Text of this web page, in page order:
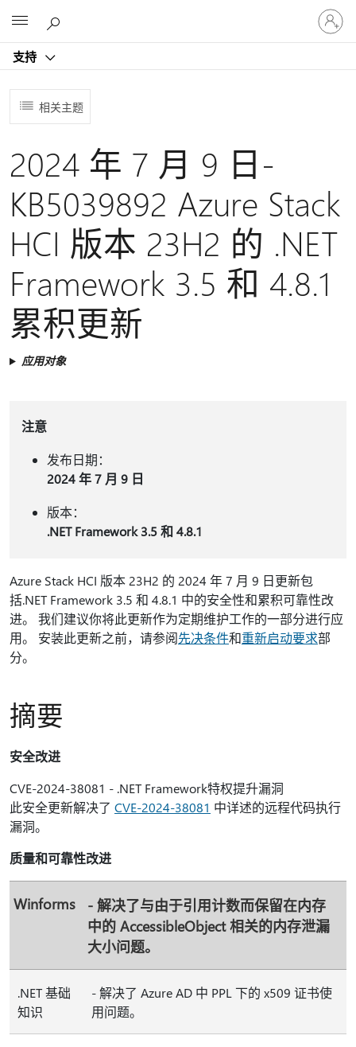
支持
请
登
录
相关主题
2024 年 7 月 9 日-
KB5039892 Azure Stack
HCI 版本 23H2 的 .NET
Framework 3.5 和 4.8.1
累积更新
应用对象
注意
发布日期：
2024 年 7 月 9 日
版本：
.NET Framework 3.5 和 4.8.1
Azure Stack HCI 版本 23H2 的 2024 年 7 月 9 日更新包
括.NET Framework 3.5 和 4.8.1 中的安全性和累积可靠性改
进。 我们建议你将此更新作为定期维护工作的一部分进行应
用。 安装此更新之前，请参阅先决条件和重新启动要求部
分。
摘要
安全改进
CVE-2024-38081 - .NET Framework特权提升漏洞
此安全更新解决了 CVE-2024-38081 中详述的远程代码执行
漏洞。
质量和可靠性改进
Winforms
- 解决了与由于引用计数而保留在内存
中的 AccessibleObject 相关的内存泄漏
大小问题。
.NET 基础
知识
- 解决了 Azure AD 中 PPL 下的 x509 证书使
用问题。